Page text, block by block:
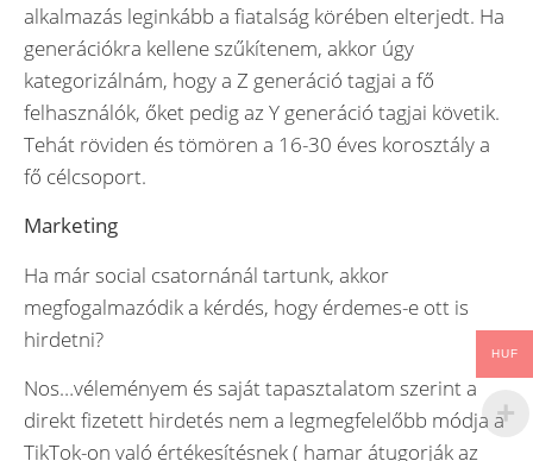
alkalmazás leginkább a fiatalság körében elterjedt. Ha
generációkra kellene szűkítenem, akkor úgy
kategorizálnám, hogy a Z generáció tagjai a fő
felhasználók, őket pedig az Y generáció tagjai követik.
Tehát röviden és tömören a 16-30 éves korosztály a
fő célcsoport.
Marketing
Ha már social csatornánál tartunk, akkor
megfogalmazódik a kérdés, hogy érdemes-e ott is
hirdetni?
Nos…véleményem és saját tapasztalatom szerint a
direkt fizetett hirdetés nem a legmegfelelőbb módja a
TikTok-on való értékesítésnek ( hamar átugorják az
HUF